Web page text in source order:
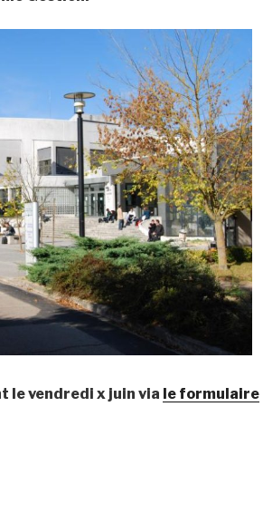
le vendredi x juin via le formulaire